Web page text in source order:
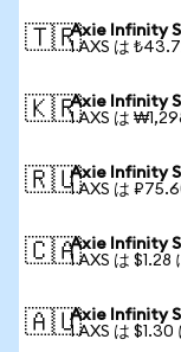
🇹🇷Axie Infinity
1 AXS は
🇰🇷Axie Infinity
1 AXS は
🇷🇺Axie Infinity
1 AXS は
🇨🇦Axie Infinity
1 AXS は $1.28
🇦🇺Axie Infinity
1 AXS は $1.30